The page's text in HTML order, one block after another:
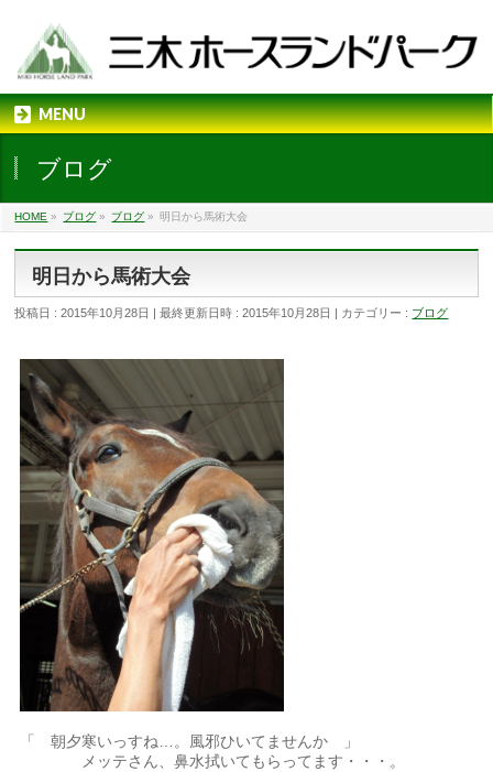
MENU
ブログ
HOME » ブログ » ブログ » 明日から馬術大会
明日から馬術大会
投稿日 : 2015年10月28日 最終更新日時 : 2015年10月28日 カテゴリー : ブログ
「 朝夕寒いっすね…。風邪ひいてませんか 」
メッテさん、鼻水拭いてもらってます・・・。